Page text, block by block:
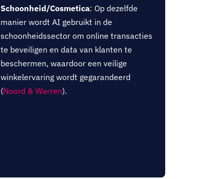
Schoonheid/Cosmetica: Op dezelfde
manier wordt AI gebruikt in de
schoonheidssector om online transacties
te beveiligen en data van klanten te
beschermen, waardoor een veilige
winkelervaring wordt gegarandeerd
(Noord & Warren).